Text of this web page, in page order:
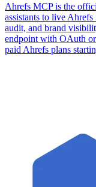
Ahrefs MCP is the
assistants to live
audit, and brand
endpoint with OAuth
paid Ahrefs plans